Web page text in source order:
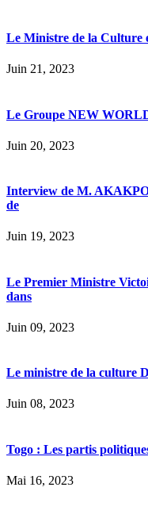
Le Ministre de la Culture
Juin 21, 2023
Le Groupe NEW
Juin 20, 2023
Interview de M.
de
Juin 19, 2023
Le Premier Ministre
dans
Juin 09, 2023
Le ministre de la culture
Juin 08, 2023
Togo : Les partis
Mai 16, 2023